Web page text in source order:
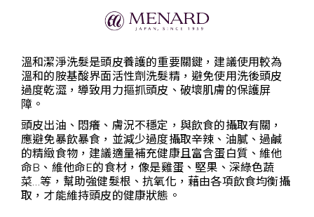
溫和潔淨洗髮是頭皮養護的重要關鍵，建議使用較為
溫和的胺基酸界面活性劑洗髮精，避免使用洗後頭皮
過度乾澀，導致用力摳抓頭皮、破壞肌膚的保護屏
障。
頭皮出油、悶癢、膚況不穩定，與飲食的攝取有關，
應避免暴飲暴食，並減少過度攝取辛辣、油膩、過鹹
的精緻食物，建議適量補充健康且富含蛋白質、維他
命B、維他命E的食材，像是雞蛋、堅果、深綠色蔬
菜…等，幫助強健髮根、抗氧化，藉由各項飲食均衡攝
取，才能維持頭皮的健康狀態。